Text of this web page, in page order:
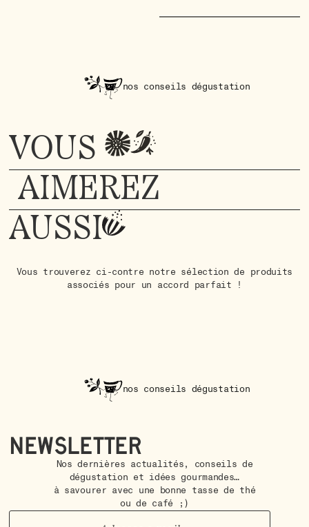
nos conseils dégustation
VOUS
AIMEREZ
AUSSI
Vous trouverez ci-contre notre sélection de produits
associés pour un accord parfait !
nos conseils dégustation
Newsletter
Nos dernières actualités, conseils de
dégustation et idées gourmandes…
à savourer avec une bonne tasse de thé
ou de café ;)